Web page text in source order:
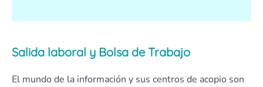
Salida laboral y Bolsa de Trabajo
El mundo de la información y sus centros de acopio son